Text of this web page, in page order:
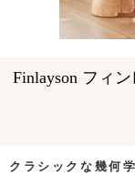
クラシックな幾何
Finlayson フィ